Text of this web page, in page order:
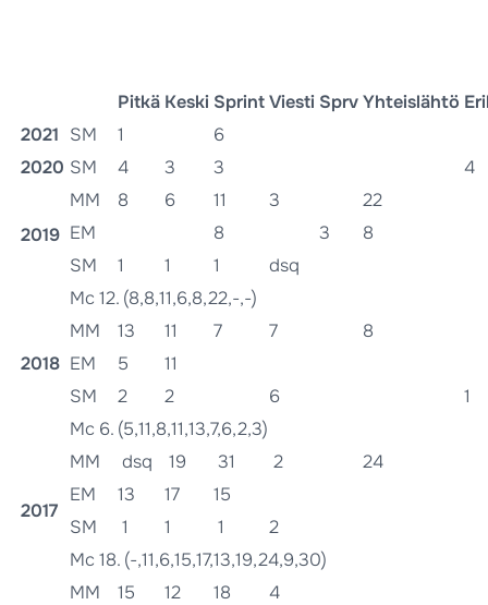
Pitkä Keski SprintViesti SprvYhteislähtö
2021 SM 1
6
2020 SM 4 3 3 4
2019
MM 8 6 11 3
22
EM
8 3
8
SM
1 1 1
dsq
Mc 12. (8,8,11,6,8,22,-,-)
2018
MM 13 11 7 7
8
EM
5
11
SM
2 2 6
1
Mc 6. (5,11,8,11,13,7,6,2,3)
2017
MM dsq 19 31 2
24
EM
13 17
15
SM
1 1 1
2
Mc 18. (-,11,6,15,17,13,19,24,9,30)
MM 15 12 18
4